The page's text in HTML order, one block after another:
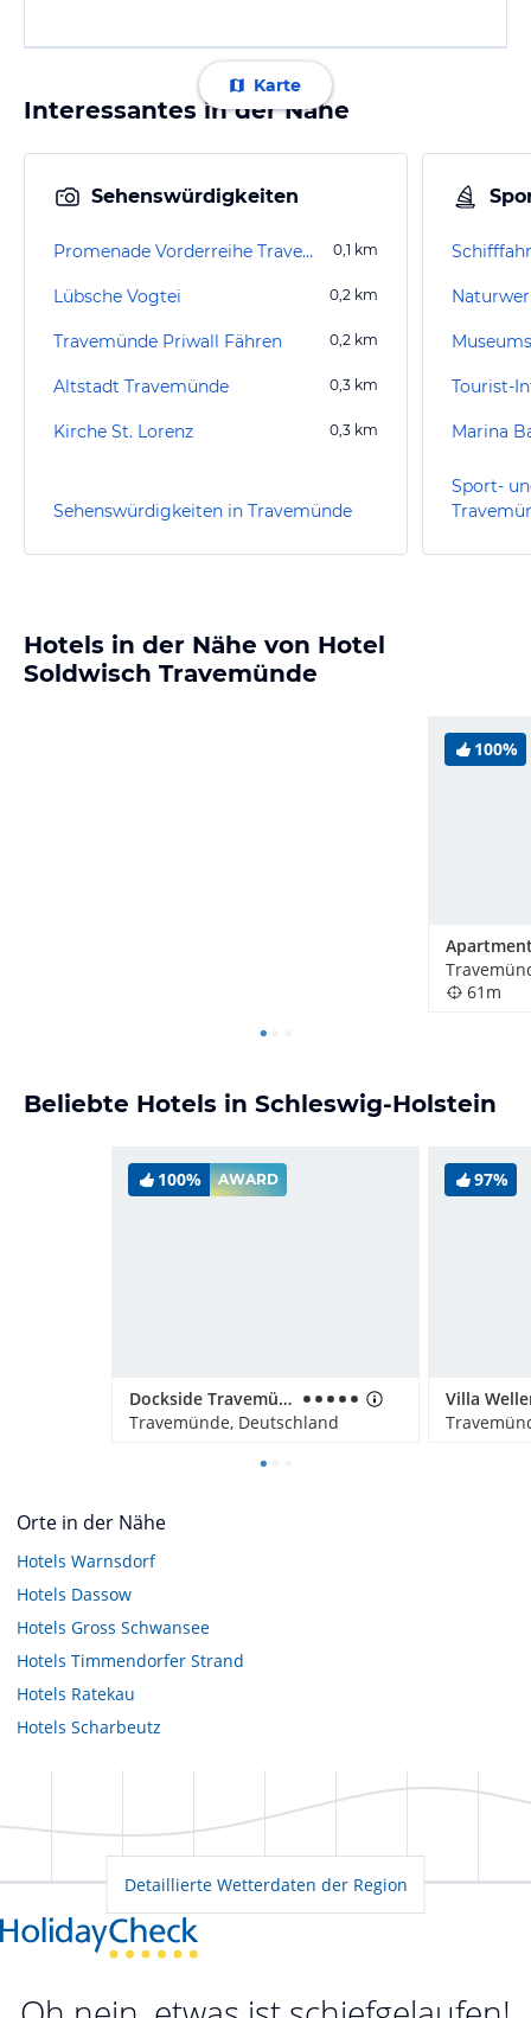
Karte
Interessantes in der Nähe
Sehenswürdigkeiten
Promenade Vorderreihe Travemünde 0,1 km
Lübsche Vogtei 0,2 km
Travemünde Priwall Fähren 0,2 km
Altstadt Travemünde 0,3 km
Kirche St. Lorenz 0,3 km
Sehenswürdigkeiten in Travemünde
Tourist-
Marina
Sport-
Hotels in der Nähe von Hotel
Soldwisch Travemünde
100%
61m
Beliebte Hotels in Schleswig-Holstein
100% AWARD
Dockside Travemünde
Travemünde, Deutschland
97%
Orte in der Nähe
Hotels Warnsdorf
Hotels Dassow
Hotels Gross Schwansee
Hotels Timmendorfer Strand
Hotels Ratekau
Hotels Scharbeutz
Detaillierte Wetterdaten der Region